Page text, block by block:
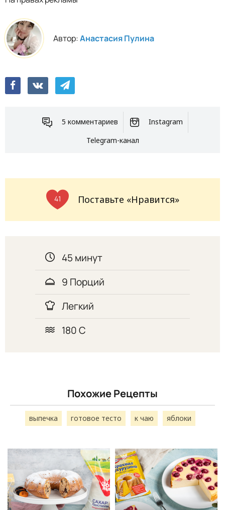
Автор:Анастасия Пулина
5 комментариев
Instagram
Telegram-канал
41 Поставьте «Нравится»
45 минут
9 Порций
Легкий
180 С
Похожие Рецепты
выпечка готовое тесто к чаю яблоки